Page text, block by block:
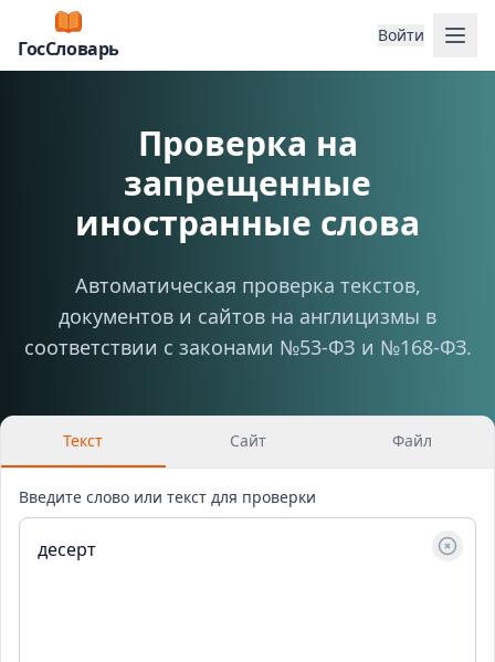
ГосСловарь
Войти
Проверка на
запрещенные
иностранные слова
Автоматическая проверка текстов,
документов и сайтов на англицизмы в
соответствии с законами №53-ФЗ и №168-ФЗ.
Текст Сайт Файл
Введите слово или текст для проверки